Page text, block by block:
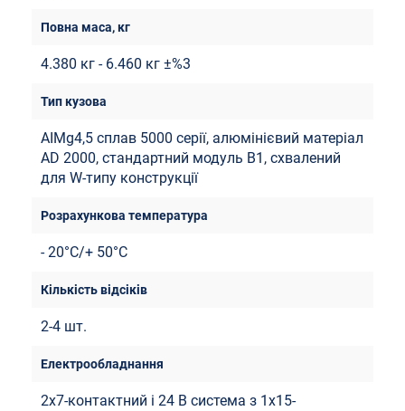
4.380 кг - 6.460 кг ±%3
AIMg4,5 сплав 5000 серії, алюмінієвий матеріал
AD 2000, стандартний модуль B1, схвалений
для W-типу конструкції
- 20°C/+ 50°C
2-4 шт.
2x7-контактний і 24 В система з 1x15-